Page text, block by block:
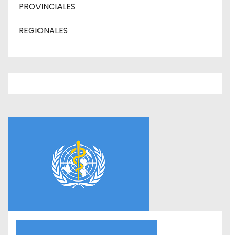
PROVINCIALES
REGIONALES